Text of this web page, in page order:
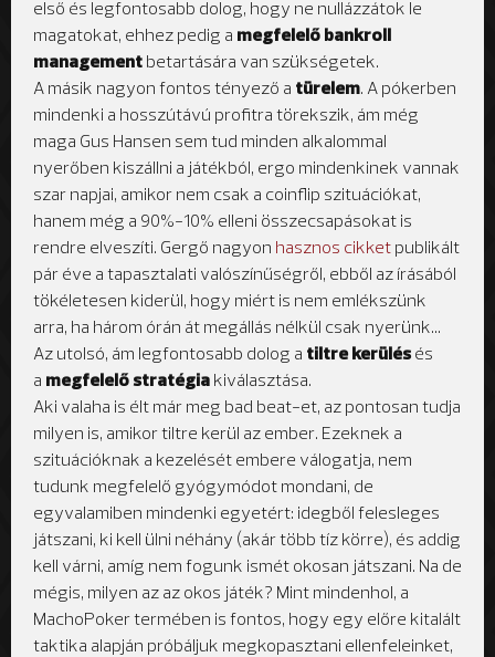
első és legfontosabb dolog, hogy ne nullázzátok le
magatokat, ehhez pedig a megfelelő bankroll
management betartására van szükségetek.
A másik nagyon fontos tényező a türelem. A pókerben
mindenki a hosszútávú profitra törekszik, ám még
maga Gus Hansen sem tud minden alkalommal
nyerőben kiszállni a játékból, ergo mindenkinek vannak
szar napjai, amikor nem csak a coinflip szituációkat,
hanem még a 90%-10% elleni összecsapásokat is
rendre elveszíti. Gergő nagyon hasznos cikket publikált
pár éve a tapasztalati valószínűségről, ebből az írásából
tökéletesen kiderül, hogy miért is nem emlékszünk
arra, ha három órán át megállás nélkül csak nyerünk...
Az utolsó, ám legfontosabb dolog a tiltre kerülés és
a megfelelő stratégia kiválasztása.
Aki valaha is élt már meg bad beat-et, az pontosan tudja
milyen is, amikor tiltre kerül az ember. Ezeknek a
szituációknak a kezelését embere válogatja, nem
tudunk megfelelő gyógymódot mondani, de
egyvalamiben mindenki egyetért: idegből felesleges
játszani, ki kell ülni néhány (akár több tíz körre), és addig
kell várni, amíg nem fogunk ismét okosan játszani. Na de
mégis, milyen az az okos játék? Mint mindenhol, a
MachoPoker termében is fontos, hogy egy előre kitalált
taktika alapján próbáljuk megkopasztani ellenfeleinket,